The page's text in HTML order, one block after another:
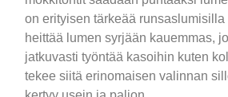
on erityisen tärkeää
heittää lumen syrjään kauemmas,
jatkuvasti työntää kasoihin kuten
tekee siitä erinomaisen valinnan